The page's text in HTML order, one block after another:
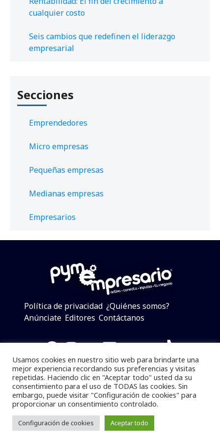
cualquier costo
Seis cambios que redefinen el liderazgo
empresarial
Secciones
Emprendedores
Micro empresas
Pequeñas empresas
Medianas empresas
Empresarios
Política de privacidad ¿Quiénes somos?
Anúnciate Editores Contáctanos
Facebook
Instagram
Twitter
LinkedIn
Telegram
YouTube
TikTok
Pymempresario © 2025 Todos los derechos reservados.
Se prohibe el uso de la información total o parcial sin
dar referencia a la fuente.
Desarrollado poryalla ya!
Usamos cookies en nuestro sitio web para brindarte una
mejor experiencia recordando sus preferencias y visitas
repetidas. Haciendo clic en "Aceptar todo" usted da su
consentimiento para el uso de TODAS las cookies. Sin
embargo, puede visitar "Configuración de cookies" para
proporcionar un consentimiento controlado.
Configuración de cookies Aceptar todo